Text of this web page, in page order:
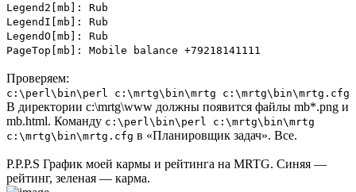
Legend2[mb]: Rub
LegendI[mb]: Rub
LegendO[mb]: Rub
PageTop[mb]: Mobile balance +79218141111
Проверяем:
c:\perl\bin\perl c:\mrtg\bin\mrtg c:\mrtg\bin\mrtg.cfg
В директории c:\mrtg\www должны появится файлы mb*.png и
mb.html. Команду c:\perl\bin\perl c:\mrtg\bin\mrtg
c:\mrtg\bin\mrtg.cfg в «Планировщик задач». Все.
P.P.P.S График моей кармы и рейтинга на MRTG. Синяя —
рейтинг, зеленая — карма.